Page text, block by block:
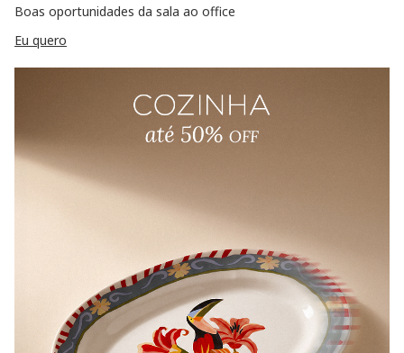
Boas oportunidades da sala ao office
Eu quero